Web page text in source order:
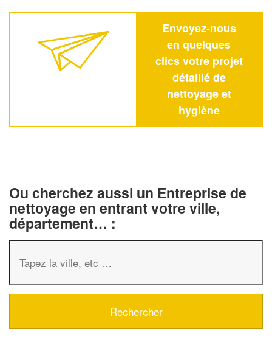
Envoyez-nous
en quelques
clics votre projet
détaillé de
nettoyage et
hygiène
Ou cherchez aussi un Entreprise de
nettoyage en entrant votre ville,
département… :